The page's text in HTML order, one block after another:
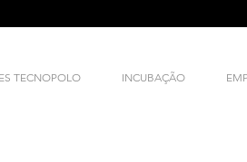
TECNOPOLO INCUBAÇÃO